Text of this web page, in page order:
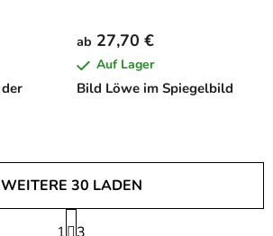
Bild Löwe im Spiegelbild
ab 27,70 €
Auf Lager
WEITERE 30 LADEN
P